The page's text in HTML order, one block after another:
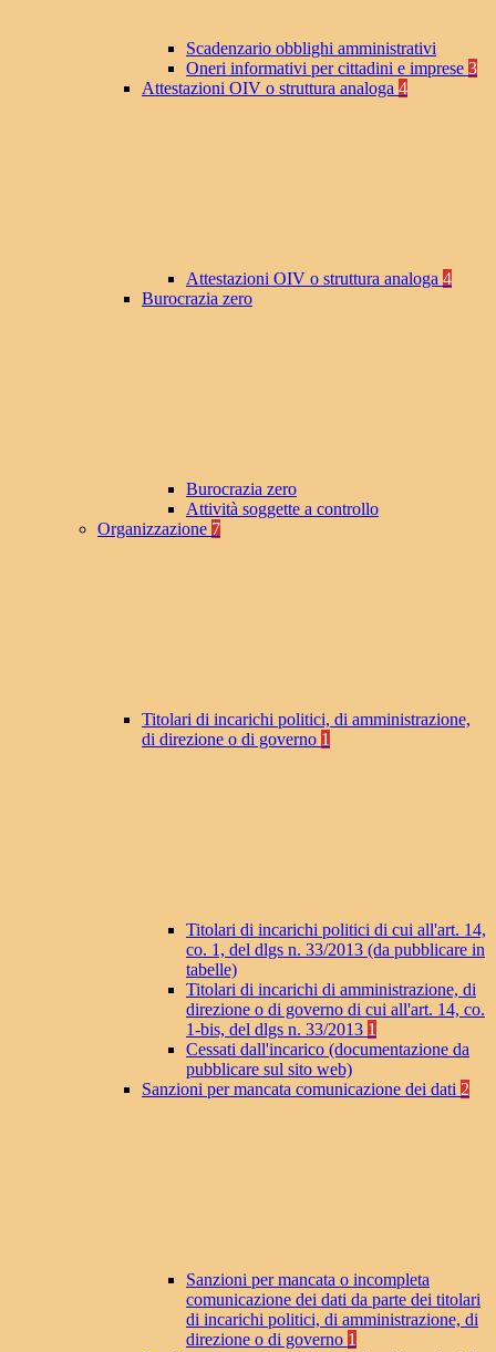
Scadenzario obblighi amministrativi
Oneri informativi per cittadini e imprese 3
Attestazioni OIV o struttura analoga 4
Attestazioni OIV o struttura analoga 4
Burocrazia zero
Burocrazia zero
Attività soggette a controllo
Organizzazione 7
Titolari di incarichi politici, di amministrazione,
di direzione o di governo 1
Titolari di incarichi politici di cui all'art. 14,
co. 1, del dlgs n. 33/2013 (da pubblicare in
tabelle)
Titolari di incarichi di amministrazione, di
direzione o di governo di cui all'art. 14, co.
1-bis, del dlgs n. 33/2013 1
Cessati dall'incarico (documentazione da
pubblicare sul sito web)
Sanzioni per mancata comunicazione dei dati 2
Sanzioni per mancata o incompleta
comunicazione dei dati da parte dei titolari
di incarichi politici, di amministrazione, di
direzione o di governo 1